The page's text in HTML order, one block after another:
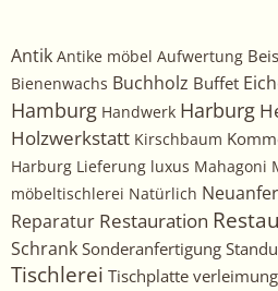
Antik Antike möbel Aufwertung
Bienenwachs Buchholz Buffet
Hamburg Handwerk Harburg
Holzwerkstatt Kirschbaum
Harburg Lieferung luxus Mahagoni
möbeltischlerei Natürlich
Reparatur Restauration
Schrank Sonderanfertigung
Tischlerei Tischplatte verleimung